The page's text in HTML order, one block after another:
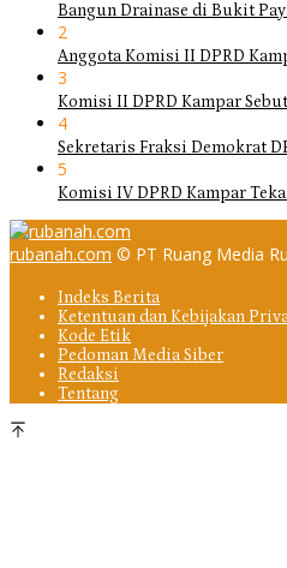
Bangun Drainase di Bukit
2
Anggota Komisi II DPRD
3
Komisi II DPRD Kampar
4
Sekretaris Fraksi Demokrat
5
Komisi IV DPRD Kampar
rubanah.com © PT Ruang Media
Indeks Berita
Ketentuan dan Kebijakan
Kode Etik
Pedoman Media Siber
Redaksi
Tentang